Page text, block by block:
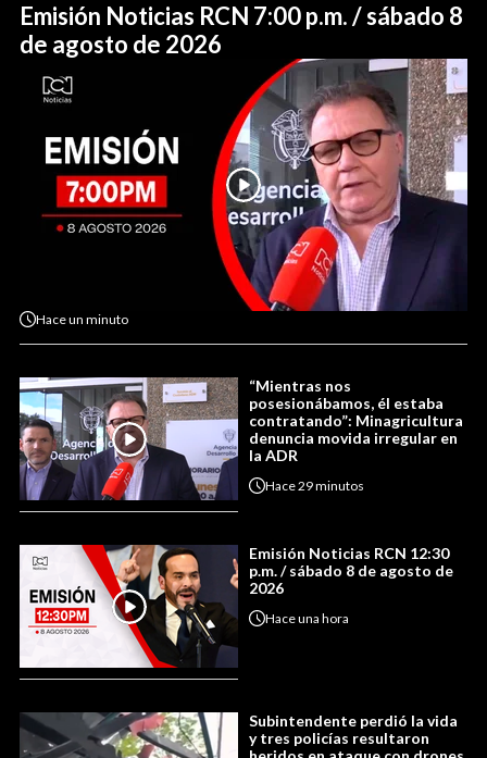
Emisión Noticias RCN 7:00 p.m. / sábado 8
de agosto de 2026
Haceun minuto
“Mientras nos
posesionábamos, él estaba
contratando”: Minagricultura
denuncia movida irregular en
la ADR
Hace29 minutos
Emisión Noticias RCN 12:30
p.m. / sábado 8 de agosto de
2026
Haceuna hora
Subintendente perdió la vida
y tres policías resultaron